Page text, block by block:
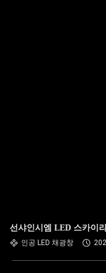
선샤인시엠 LED 스카이
인공 LED 채광창